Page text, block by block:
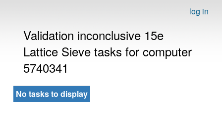
log in
Validation inconclusive 15e
Lattice Sieve tasks for computer
5740341
No tasks to display